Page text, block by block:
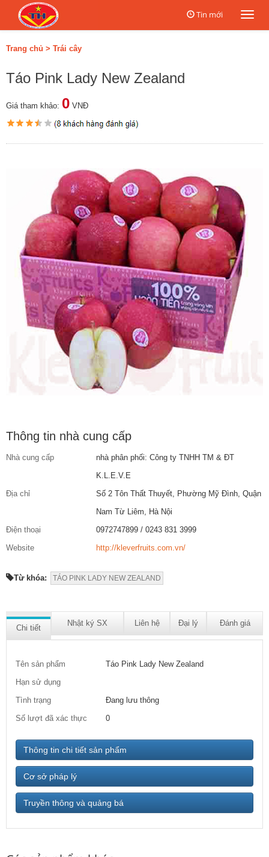
Tin mới
Trang chủ > Trái cây
Táo Pink Lady New Zealand
Giá tham khảo: 0 VNĐ
Thông tin nhà cung cấp
Nhà cung cấp
nhà phân phối: Công ty TNHH TM & ĐT
K.L.E.V.E
Địa chỉ
Số 2 Tôn Thất Thuyết, Phường Mỹ Đình, Quận
Nam Từ Liêm, Hà Nội
Điện thoại
0972747899 / 0243 831 3999
Website
http://kleverfruits.com.vn/
Từ khóa: TÁO PINK LADY NEW ZEALAND
Chi tiết
Nhật ký SX Liên hệ Đại lý Đánh giá
Tên sản phẩm
Táo Pink Lady New Zealand
Hạn sử dụng
Tình trạng
Đang lưu thông
Số lượt đã xác thực
0
Thông tin chi tiết sản phẩm
Cơ sở pháp lý
Truyền thông và quảng bá